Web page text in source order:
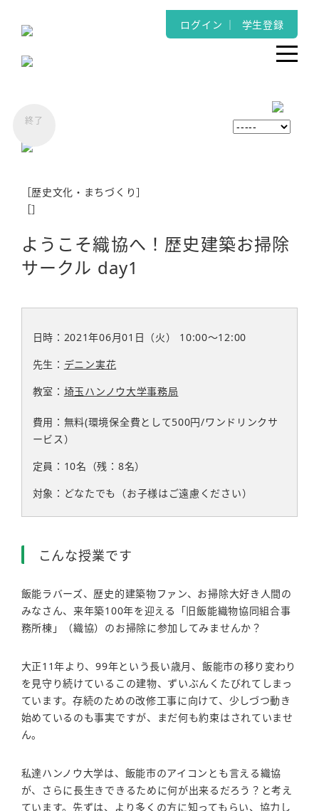
ログイン ｜ 学生登録
［歴史文化・まちづくり］
［］
ようこそ織協へ！歴史建築お掃除
サークル day1
日時：2021年06月01日（火） 10:00〜12:00
先生： デニン実花
教室： 埼玉ハンノウ大学事務局
費用：無料(環境保全費として500円/ワンドリンクサ
ービス）
定員：10名（残：8名）
対象：どなたでも（お子様はご遠慮ください）
こんな授業です
飯能ラバーズ、歴史的建築物ファン、お掃除大好き人間の
みなさん、来年築100年を迎える「旧飯能織物協同組合事
務所棟」（織協）のお掃除に参加してみませんか？
大正11年より、99年という長い歳月、飯能市の移り変わり
を見守り続けているこの建物、ずいぶんくたびれてしまっ
ています。存続のための改修工事に向けて、少しづつ動き
始めているのも事実ですが、まだ何も約束はされていませ
ん。
私達ハンノウ大学は、飯能市のアイコンとも言える織協
が、さらに長生きできるために何が出来るだろう？と考え
ています。先ずは、より多くの方に知ってもらい、協力し